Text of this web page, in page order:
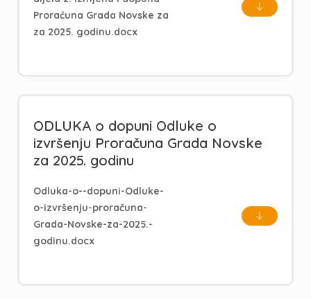
Proračuna Grada Novske za
za 2025. godinu.docx
ODLUKA o dopuni Odluke o
izvršenju Proračuna Grada Novske
za 2025. godinu
Odluka-o--dopuni-Odluke-
o-izvršenju-proračuna-
Grada-Novske-za-2025.-
godinu.docx